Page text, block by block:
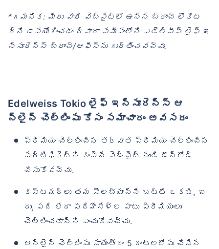
*గమనిక: మీరు వారి వెబ్‌సైట్‌లో ఉన్న బ్రాంచ్ లొకేట
ర్‌ని ఉపయోగించడం ద్వారా సమీపంలోని ఎడెల్వీస్ లైఫ్ ఇ
న్సూరెన్స్ బ్రాంచ్/ఆఫీస్‌ను గుర్తించవచ్చు.
Edelweiss Tokio లైఫ్ ఇన్సూరెన్స్ ఆ
న్‌లైన్ చెల్లింపు కోసం సమాచారం అవసరం
ప్రీమియం చెల్లించిన తర్వాత ప్రీమియం చెల్లించిన
సర్టిఫికెట్‌ని కంపెనీ వెబ్‌సైట్ నుండి డౌన్‌లోడ్
చేసుకోవచ్చు.
కస్టమర్‌లు తమ సౌలభ్యాన్ని బట్టి ఒకటి, ఐ
దు, పది లేదా పదిహేనేళ్ల పాటు ప్రీమియంలు
చెల్లించడాన్ని ఎంచుకోవచ్చు.
ఆన్‌లైన్ చెల్లింపు సాయంత్రం 5 గంటలలోపు చేసిన